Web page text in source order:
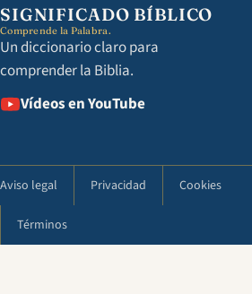
SIGNIFICADO BÍBLICO
Comprende la Palabra.
Un diccionario claro para
comprender la Biblia.
Vídeos en YouTube
Aviso legal Privacidad Cookies
Términos